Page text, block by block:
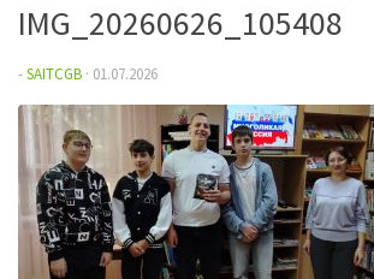
IMG_20260626_105408
-SAITCGB · 01.07.2026